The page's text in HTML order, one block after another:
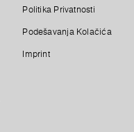
Politika Privatnosti
Podešavanja Kolačića
Imprint